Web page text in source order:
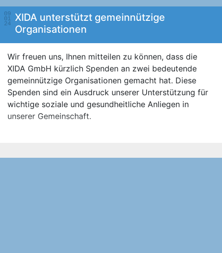
09
01
24
XIDA unterstützt gemeinnützige
Organisationen
Wir freuen uns, Ihnen mitteilen zu können, dass die
XIDA GmbH kürzlich Spenden an zwei bedeutende
gemeinnützige Organisationen gemacht hat. Diese
Spenden sind ein Ausdruck unserer Unterstützung für
wichtige soziale und gesundheitliche Anliegen in
unserer Gemeinschaft.